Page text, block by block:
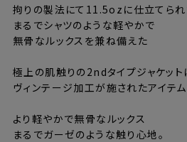
拘りの製法にて11.5ozに仕立てら
まるでシャツのような軽やかで
無骨なルックスを兼ね備えた
極上の肌触りの2ndタイプジャケット
ヴィンテージ加工が施されたアイテム
より軽やかで無骨なルックス
まるでガーゼのような触り心地。